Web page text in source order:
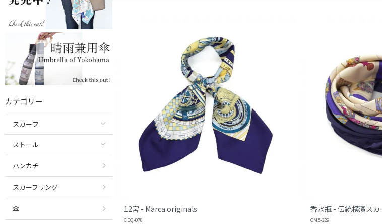
12宮 - Marca originals
CEQ-078
香水瓶 - 伝統横濱スカ
CM5-329
カテゴリー
スカーフ
ストール
ハンカチ
スカーフリング
傘